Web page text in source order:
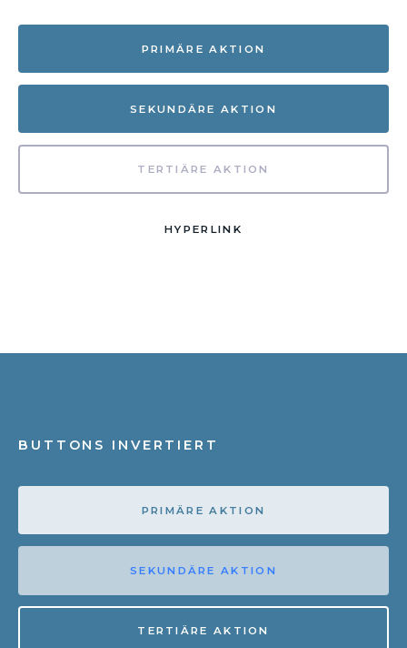
PRIMÄRE AKTION
SEKUNDÄRE AKTION
TERTIÄRE AKTION
HYPERLINK
BUTTONS INVERTIERT
PRIMÄRE AKTION
SEKUNDÄRE AKTION
TERTIÄRE AKTION